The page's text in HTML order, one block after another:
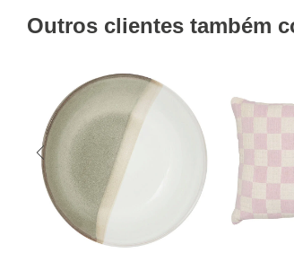
Outros clientes também